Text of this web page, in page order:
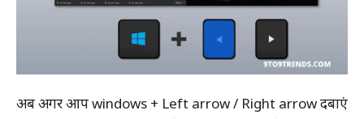
अब अगर आप windows + Left arrow / Right arrow दबाएं